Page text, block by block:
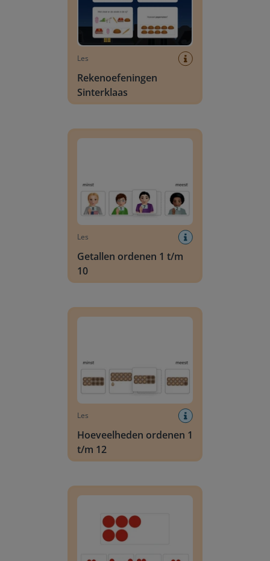
Les
Rekenoefeningen
Sinterklaas
Les
Getallen ordenen 1 t/m
10
Les
Hoeveelheden ordenen 1
t/m 12